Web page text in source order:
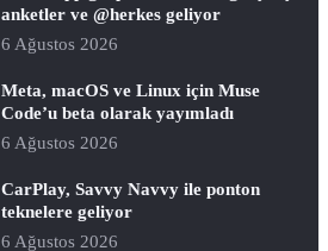
anketler ve @herkes geliyor
6 Ağustos 2026
Meta, macOS ve Linux için Muse
Code’u beta olarak yayımladı
6 Ağustos 2026
CarPlay, Savvy Navvy ile ponton
teknelere geliyor
6 Ağustos 2026